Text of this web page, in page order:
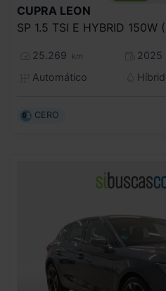
CUPRA LEON
25.269 km
2025
Automático
CERO